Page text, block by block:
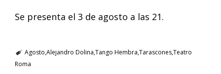
Se presenta el 3 de agosto a las 21.
Agosto Alejandro Dolina Tango Hembra TarasconesTeatro
Roma